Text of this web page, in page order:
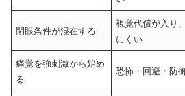
閉眼条件が混在する
視覚代償が入り
にくい
痛覚を強刺激から始め
る
恐怖・回避・防